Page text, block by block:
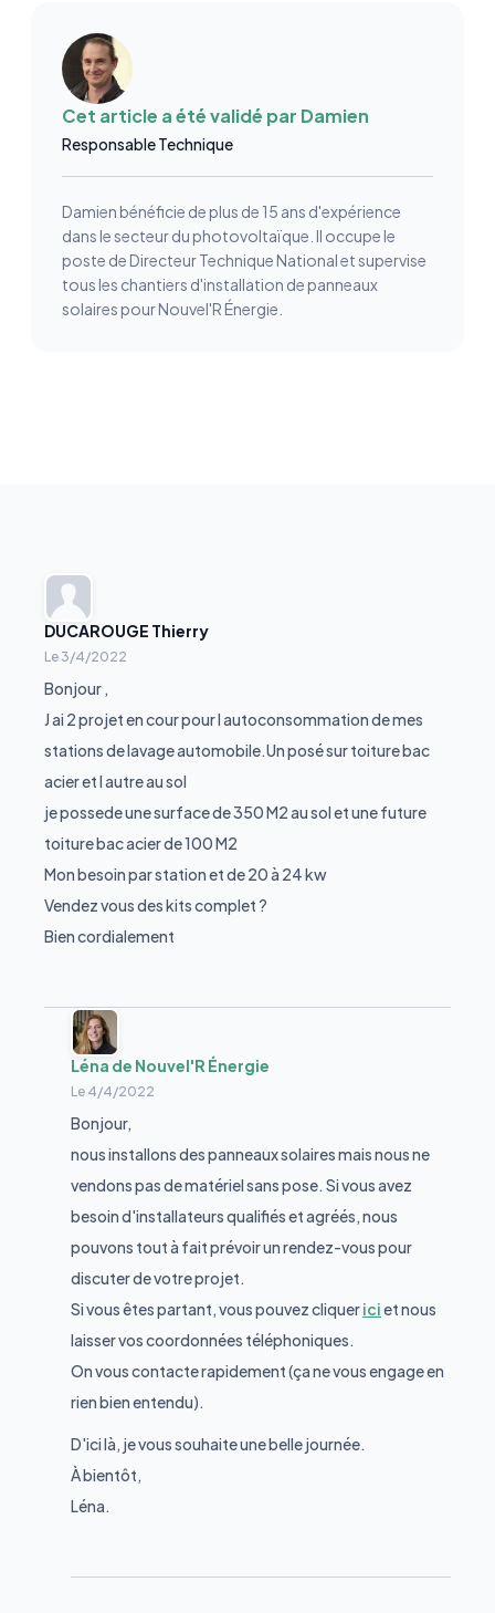
Cet article a été validé par Damien
Responsable Technique
Damien bénéficie de plus de 15 ans d'expérience
dans le secteur du photovoltaïque. Il occupe le
poste de Directeur Technique National et supervise
tous les chantiers d'installation de panneaux
solaires pour Nouvel'R Énergie.
DUCAROUGE Thierry
Le 3/4/2022
Bonjour ,
J ai 2 projet en cour pour l autoconsommation de mes
stations de lavage automobile.Un posé sur toiture bac
acier et l autre au sol
je possede une surface de 350 M2 au sol et une future
toiture bac acier de 100 M2
Mon besoin par station et de 20 à 24 kw
Vendez vous des kits complet ?
Bien cordialement
Léna de Nouvel'R Énergie
Le 4/4/2022
Bonjour,
nous installons des panneaux solaires mais nous ne
vendons pas de matériel sans pose. Si vous avez
besoin d'installateurs qualifiés et agréés, nous
pouvons tout à fait prévoir un rendez-vous pour
discuter de votre projet.
Si vous êtes partant, vous pouvez cliquericiet nous
laisser vos coordonnées téléphoniques.
On vous contacte rapidement (ça ne vous engage en
rien bien entendu).
D'ici là, je vous souhaite une belle journée.
À bientôt,
Léna.